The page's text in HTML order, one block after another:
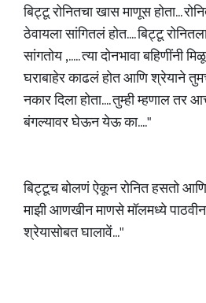
बिट्टू रोनितचा खास माणूस होता...
ठेवायला सांगितलं होत.... बिट्टू
सांगतोय ,..... त्या दोनभावा बहिणींनी
घराबाहेर काढलं होत आणि श्रेयाने
नकार दिला होता.... तुम्ही म्हणाल तर
बंगल्यावर घेऊन येऊ का...."
बिट्टूच बोलणं ऐकून रोनित हसतो
माझी आणखीन माणसे मॉलमध्ये
श्रेयासोबत घालावें..."